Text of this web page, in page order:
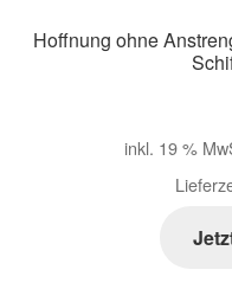
Hoffnung ohne
inkl. 19 %